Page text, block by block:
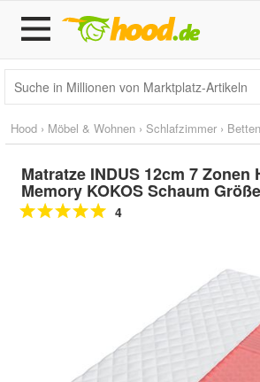
Hood › Möbel & Wohnen › Schlafzimmer › Betten
Matratze INDUS 12cm 7 Zonen
Memory KOKOS Schaum
4